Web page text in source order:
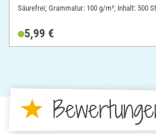
Säurefrei; Grammatur: 100 g/m²; Inhalt: 500
5,99 €